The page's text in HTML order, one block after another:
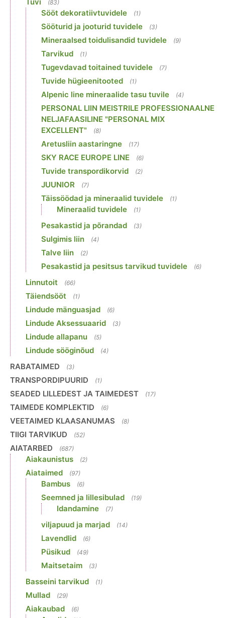
Tuvi (83)
Sööt dekoratiivtuvidele (1)
Sööturid ja jooturid tuvidele (3)
Mineraalsed toidulisandid tuvidele (9)
Tarvikud (1)
Tugevdavad toitained tuvidele (7)
Tuvide hügieenitooted (1)
Alpenic line mineraalide tasu tuvile (4)
PERSONAL LIIN MEISTRILE PROFESSIONAALNE
NELJAFAASILINE "PERSONAL MIX
EXCELLENT"
(8)
Aretusliin aastaringne (17)
SKY RACE EUROPE LINE (6)
Tuvide transpordikorvid (2)
JUUNIOR (7)
Täissöödad ja mineraalid tuvidele (1)
Mineraalid tuvidele (1)
Pesakastid ja põrandad (3)
Sulgimis liin (4)
Talve liin (2)
Pesakastid ja pesitsus tarvikud tuvidele (6)
Linnutoit (66)
Täiendsööt (1)
Lindude mänguasjad (6)
Lindude Aksessuaarid (3)
Lindude allapanu (5)
Lindude sööginõud (4)
RABATAIMED (3)
TRANSPORDIPUURID (1)
SEADED LILLEDEST JA TAIMEDEST (17)
TAIMEDE KOMPLEKTID (6)
VEETAIMED KLAASANUMAS (8)
TIIGI TARVIKUD (52)
AIATARBED (687)
Aiakaunistus (2)
Aiataimed (97)
Bambus (6)
Seemned ja lillesibulad (19)
Idandamine (7)
viljapuud ja marjad (14)
Lavendlid (6)
Püsikud (49)
Maitsetaim (3)
Basseini tarvikud (1)
Mullad (29)
Aiakaubad (6)